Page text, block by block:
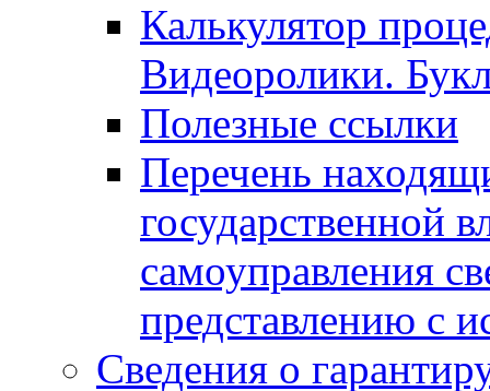
Калькулятор
Видеоролики.
Полезные ссылки
Перечень
государственной
самоуправления
представлению с
Сведения о